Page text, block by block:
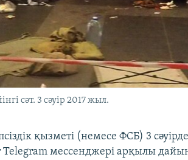
сәт. 3 сәуір 2017 жыл.
қызметі (немесе ФСБ) 3
Telegram мессенджері арқылы